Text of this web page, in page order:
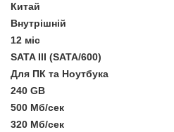
Китай
Внутрішній
12 міс
SATA III (SATA/600)
Для ПК та Ноутбука
240 GB
500 Мб/сек
320 Мб/сек